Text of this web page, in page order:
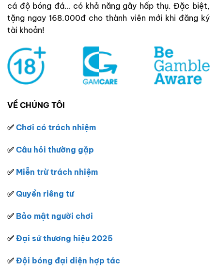
cá độ bóng đá… có khả năng gây hấp thụ. Đặc biệt,
tặng ngay 168.000đ cho thành viên mới khi đăng ký
tài khoản!
VỀ CHÚNG TÔI
✅ Chơi có trách nhiệm
✅ Câu hỏi thường gặp
✅ Miễn trừ trách nhiệm
✅ Quyền riêng tư
✅ Bảo mật người chơi
✅ Đại sứ thương hiệu 2025
✅ Đội bóng đại diện hợp tác